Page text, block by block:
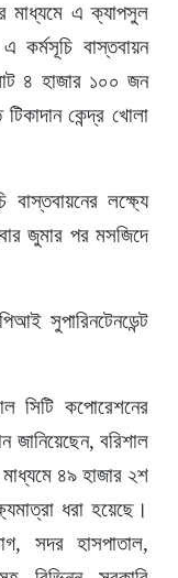
মাধ্যমে এ ক্যাপসুল
কর্মসূচি বাস্তবায়ন
৪ হাজার ১০০ জন
কেন্দ্র খোলা
লক্ষ্যে
জুমার পর মসজিদে
সুপারিনটেনডেন্ট
সিটি কপোরেশনের
জানিয়েছেন, বরিশাল
৪৯ হাজার ২শ
ধরা হয়েছে।
সদর হাসপাতাল,